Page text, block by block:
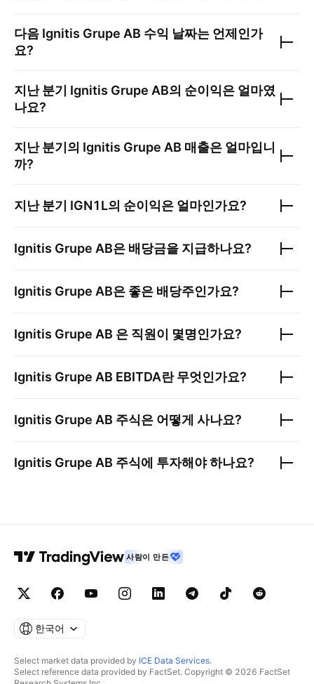
다음 Ignitis Grupe AB 수익 날짜는 언제인가
요?
지난 분기 Ignitis Grupe AB의 순이익은 얼마였
나요?
지난 분기의 Ignitis Grupe AB 매출은 얼마입니
까?
지난 분기 IGN1L의 순이익은 얼마인가요?
Ignitis Grupe AB은 배당금을 지급하나요?
Ignitis Grupe AB은 좋은 배당주인가요?
Ignitis Grupe AB 은 직원이 몇명인가요?
Ignitis Grupe AB EBITDA란 무엇인가요?
Ignitis Grupe AB 주식은 어떻게 사나요?
Ignitis Grupe AB 주식에 투자해야 하나요?
사람이 만든
한국어
Select market data provided by ICE Data Services.
Select reference data provided by FactSet. Copyright © 2026 FactSet